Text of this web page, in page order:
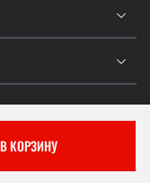
В КОРЗИНУ
которая
РФ.